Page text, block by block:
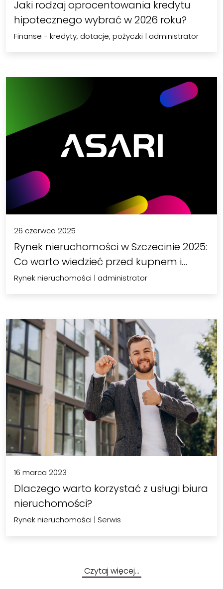
Jaki rodzaj oprocentowania kredytu
hipotecznego wybrać w 2026 roku?
Finanse - kredyty, dotacje, pożyczki | administrator
26 czerwca 2025
Rynek nieruchomości w Szczecinie 2025:
Co warto wiedzieć przed kupnem i…
Rynek nieruchomości | administrator
16 marca 2023
Dlaczego warto korzystać z usługi biura
nieruchomości?
Rynek nieruchomości | Serwis
Czytaj więcej…